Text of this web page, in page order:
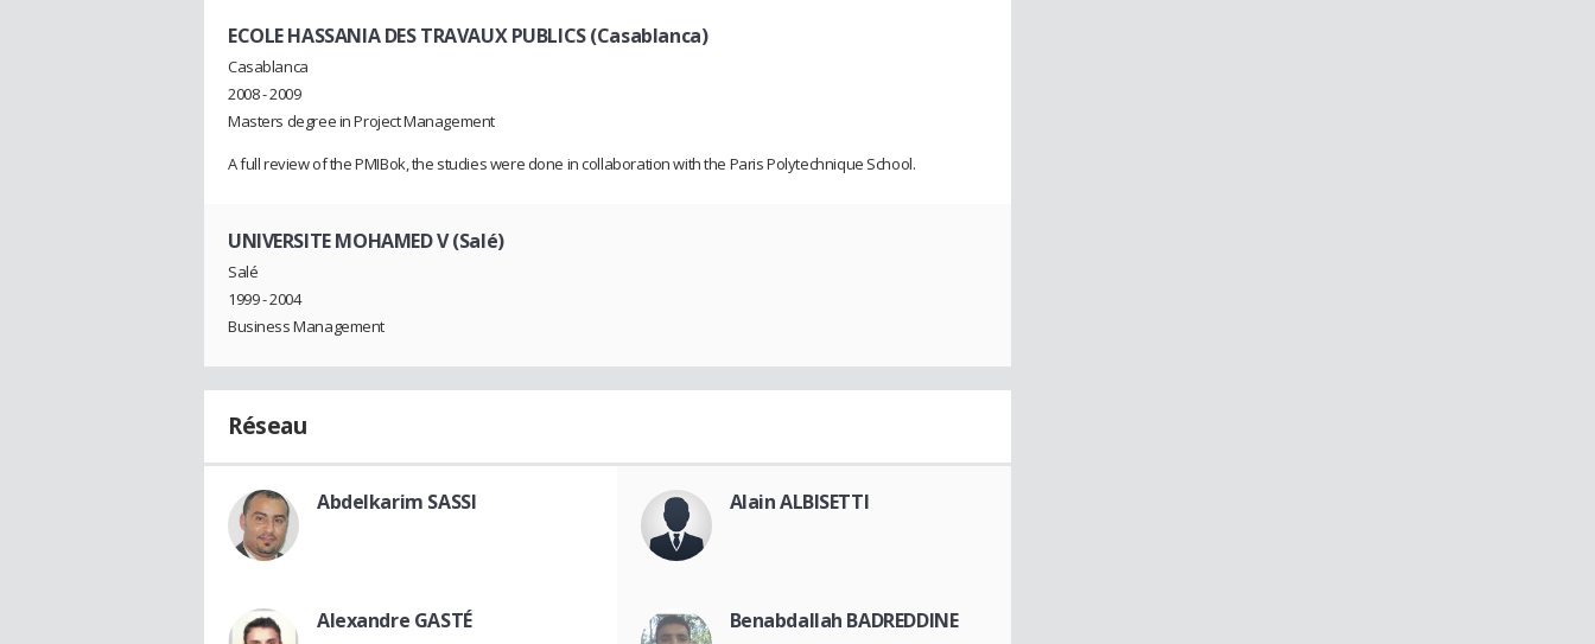
ECOLE HASSANIA DES TRAVAUX PUBLICS (Casablanca)
Casablanca
2008 - 2009
Masters degree in Project Management
A full review of the PMIBok, the studies were done in collaboration with the Paris Polytechnique School.
UNIVERSITE MOHAMED V (Salé)
Salé
1999 - 2004
Business Management
Réseau
Abdelkarim SASSI Alain ALBISETTI
Alexandre GASTÉ Benabdallah BADREDDINE